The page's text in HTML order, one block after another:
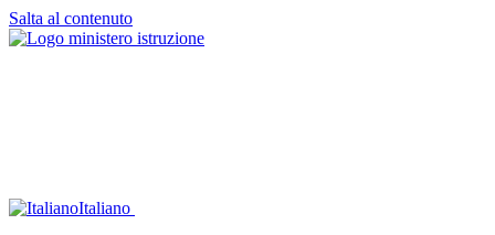
Salta al contenuto
Italiano